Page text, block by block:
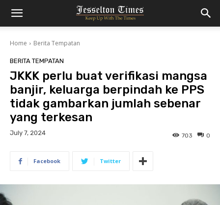
Home Berita Tempatan
BERITA TEMPATAN
JKKK perlu buat verifikasi mangsa
banjir, keluarga berpindah ke PPS
tidak gambarkan jumlah sebenar
yang terkesan
July 7, 2024 0
703
Facebook Twitter